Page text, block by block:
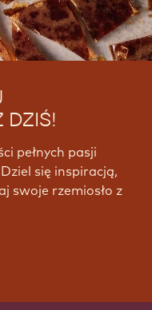
DZIŚ!
pełnych pasji
się inspiracją,
swoje rzemiosło z